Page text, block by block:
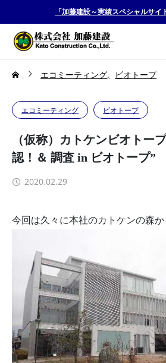
「加藤建設～実績スペシャルサイ
エコミーティング ビオトープ
エコミーティング ビオトープ
（仮称）カトケンビオト
認！＆ 調査 in ビオトープ”
2020.02.29
今回は久々に本社のカトケンの森か